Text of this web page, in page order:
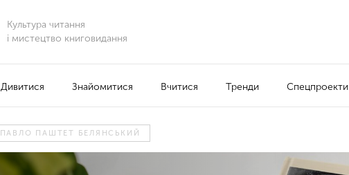
Культура читання
і мистецтво книговидання
Дивитися Знайомитися Вчитися Тренди Спецпроекти
ПАВЛО ПАШТЕТ БЕЛЯНСЬКИЙ